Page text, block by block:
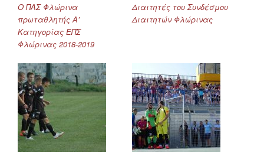
Ο ΠΑΣ Φλώρινα
πρωταθλητής Α’
Κατηγορίας ΕΠΣ
Φλώρινας 2018-2019
Διαιτητές του Συνδέσμου
Διαιτητών Φλώρινας